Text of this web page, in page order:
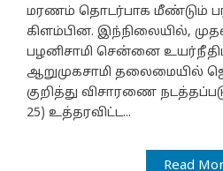
மரணம் தொடர்பாக மீண்டும்
கிளம்பின. இந்நிலையில்,
பழனிசாமி சென்னை
ஆறுமுகசாமி தலைமையில்
குறித்து விசாரணை
25) உத்தரவிட்ட...
Read